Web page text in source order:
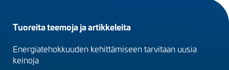
Footer
menu
(fi)
Tuoreita teemoja ja artikkeleita
Energiatehokkuuden kehittämiseen tarvitaan uusia
keinoja